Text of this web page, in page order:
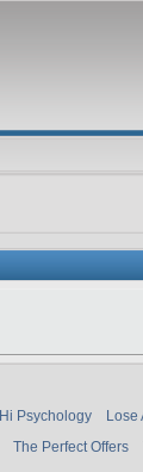
Hi Psychology Lose
The Perfect Offers